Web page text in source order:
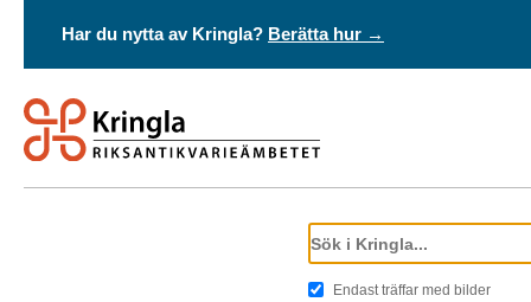
Har du nytta av Kringla? Berätta hur →
Endast träffar med bilder